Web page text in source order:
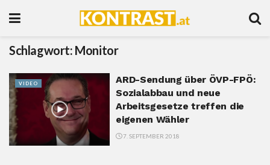
Schlagwort: Monitor
VIDEO
ARD-Sendung über ÖVP-FPÖ:
Sozialabbau und neue
Arbeitsgesetze treffen die
eigenen Wähler
7. SEPTEMBER 2018